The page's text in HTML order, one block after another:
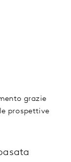
grazie
prospettive